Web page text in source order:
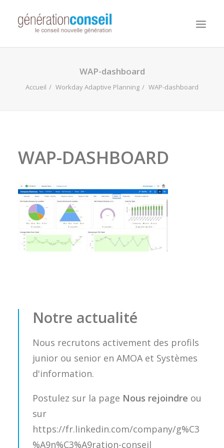
NOS MISSIONS
NOTRE BLOG
WAP-dashboard
Accueil Workday Adaptive Planning WAP-dashboard
WAP-DASHBOARD
Notre actualité
Nous recrutons activement des profils
junior ou senior en AMOA et Systèmes
d'information.
Postulez sur la page Nous rejoindre ou
sur
https://fr.linkedin.com/company/g%C3
%A9n%C3%A9ration-conseil